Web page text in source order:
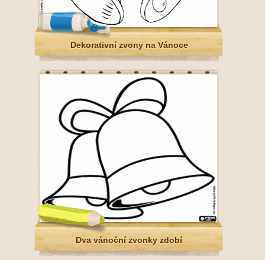
Dekorativní zvony na Vánoce
Dva vánoční zvonky zdobí